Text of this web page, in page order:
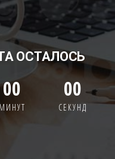
ОСТАЛОСЬ
00
МИНУТ
00
СЕКУНД